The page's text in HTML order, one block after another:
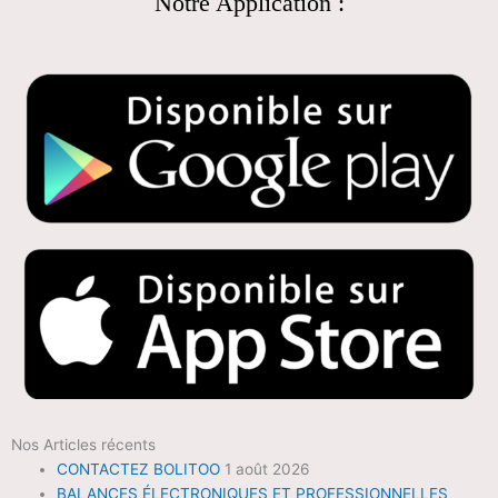
Nos Articles récents
CONTACTEZ BOLITOO 1 août 2026
BALANCES ÉLECTRONIQUES ET PROFESSIONNELLES